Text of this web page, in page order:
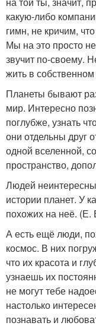
какую-либо
гимн, не кричим,
Мы на это просто
звучит по-своему.
жить в
Планеты бывают
мир. Интересно
поглубже, узнать
они отдельны друг
одной вселенной,
пространство,
Людей
истории планет. У
похожих на неё. (Е.
А есть ещё люди,
космос. В них
что их красота и
узнаешь их
не могут тебе
настолько
познавать и